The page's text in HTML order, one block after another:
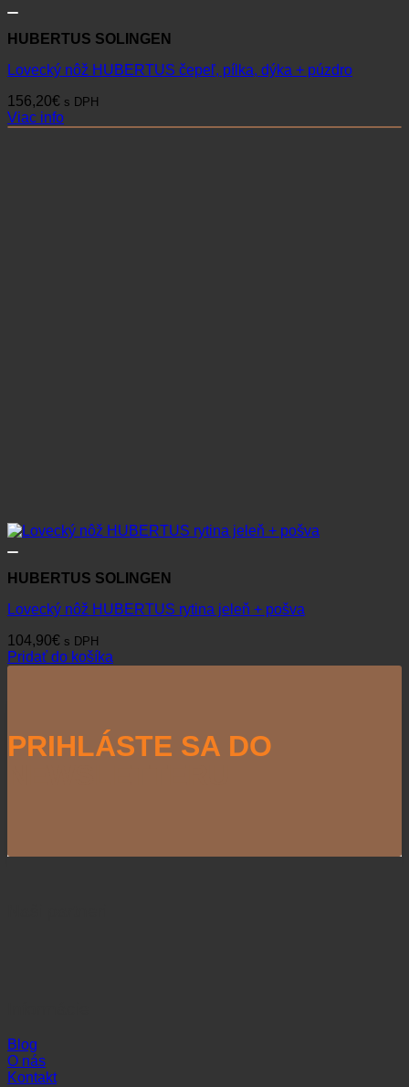
HUBERTUS SOLINGEN
Lovecký nôž HUBERTUS čepeľ, pílka, dýka + púzdro
156,20€ s DPH
Viac info
HUBERTUS SOLINGEN
Lovecký nôž HUBERTUS rytina jeleň + pošva
104,90€ s DPH
Pridať do košíka
PRIHLÁSTE SA DO
Blog
O nás
Kontakt